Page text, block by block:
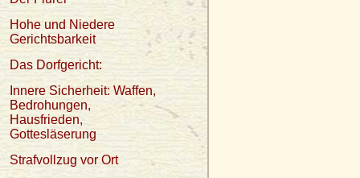
Hohe und Niedere
Gerichtsbarkeit
Das Dorfgericht:
Innere Sicherheit: Waffen,
Bedrohungen,
Hausfrieden,
Gottesläserung
Strafvollzug vor Ort